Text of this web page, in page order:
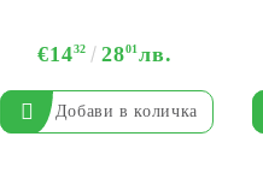
€1432 2801лв.